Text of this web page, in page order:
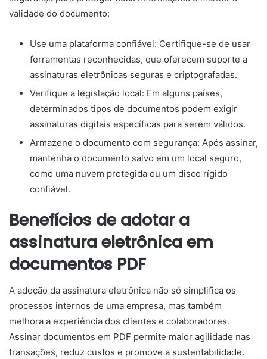
validade do documento:
Use uma plataforma confiável: Certifique-se de usar
ferramentas reconhecidas, que oferecem suporte a
assinaturas eletrônicas seguras e criptografadas.
Verifique a legislação local: Em alguns países,
determinados tipos de documentos podem exigir
assinaturas digitais específicas para serem válidos.
Armazene o documento com segurança: Após assinar,
mantenha o documento salvo em um local seguro,
como uma nuvem protegida ou um disco rígido
confiável.
Benefícios de adotar a
assinatura eletrônica em
documentos PDF
A adoção da assinatura eletrônica não só simplifica os
processos internos de uma empresa, mas também
melhora a experiência dos clientes e colaboradores.
Assinar documentos em PDF permite maior agilidade nas
transações, reduz custos e promove a sustentabilidade.